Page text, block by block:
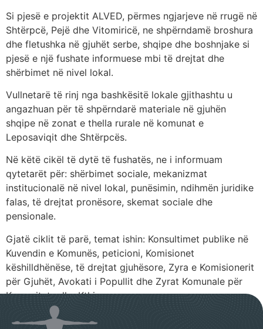
Si pjesë e projektit ALVED, përmes ngjarjeve në rrugë në
Shtërpcë, Pejë dhe Vitomiricë, ne shpërndamë broshura
dhe fletushka në gjuhët serbe, shqipe dhe boshnjake si
pjesë e një fushate informuese mbi të drejtat dhe
shërbimet në nivel lokal.
Vullnetarë të rinj nga bashkësitë lokale gjithashtu u
angazhuan për të shpërndarë materiale në gjuhën
shqipe në zonat e thella rurale në komunat e
Leposaviqit dhe Shtërpcës.
Në këtë cikël të dytë të fushatës, ne i informuam
qytetarët për: shërbimet sociale, mekanizmat
institucionalë në nivel lokal, punësimin, ndihmën juridike
falas, të drejtat pronësore, skemat sociale dhe
pensionale.
Gjatë ciklit të parë, temat ishin: Konsultimet publike në
Kuvendin e Komunës, peticioni, Komisionet
këshilldhënëse, të drejtat gjuhësore, Zyra e Komisionerit
për Gjuhët, Avokati i Popullit dhe Zyrat Komunale për
Komunitete dhe Kthim.